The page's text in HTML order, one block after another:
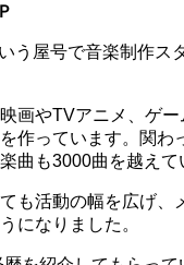
う屋号で音楽制作ス
画やTVアニメ、ゲ
作っています。関わ
曲も3000曲を越えて
も活動の幅を広げ、
になりました。